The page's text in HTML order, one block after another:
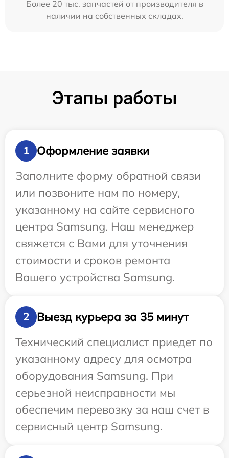
Более 20 тыс. запчастей от производителя в
наличии на собственных складах.
Этапы работы
1
Оформление заявки
Заполните форму обратной связи
или позвоните нам по номеру,
указанному на сайте сервисного
центра Samsung. Наш менеджер
свяжется с Вами для уточнения
стоимости и сроков ремонта
Вашего устройства Samsung.
2
Выезд курьера за 35 минут
Технический специалист приедет по
указанному адресу для осмотра
оборудования Samsung. При
серьезной неисправности мы
обеспечим перевозку за наш счет в
сервисный центр Samsung.